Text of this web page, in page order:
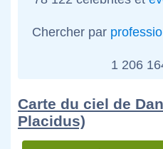
Chercher par
1 206
Carte du ciel de
Placidus)